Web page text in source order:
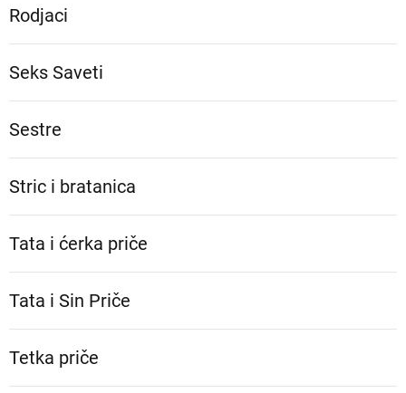
Rodjaci
Seks Saveti
Sestre
Stric i bratanica
Tata i ćerka priče
Tata i Sin Priče
Tetka priče